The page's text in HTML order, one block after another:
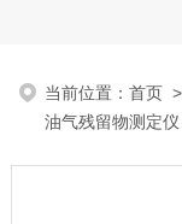
当前位置：首页 >
油气残留物测定仪